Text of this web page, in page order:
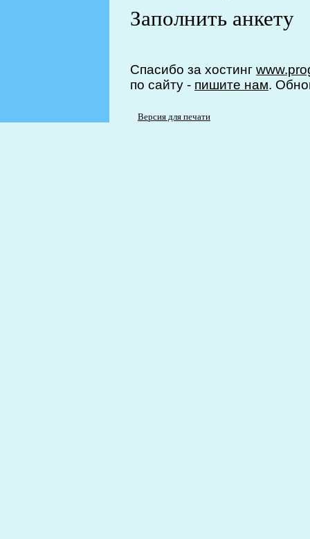
Заполнить анкету
Спасибо за хостинг
по сайту - пишите нам.
Версия для печати